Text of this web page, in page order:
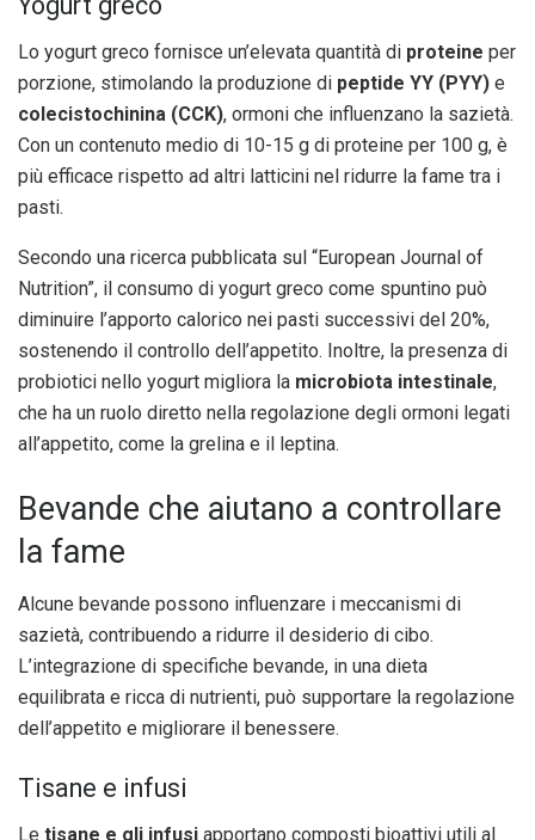
Lo yogurt greco fornisce un’elevata quantità di proteine per
porzione, stimolando la produzione di peptide YY (PYY) e
colecistochinina (CCK), ormoni che influenzano la sazietà.
Con un contenuto medio di 10-15 g di proteine per 100 g, è
più efficace rispetto ad altri latticini nel ridurre la fame tra i
pasti.
Secondo una ricerca pubblicata sul “European Journal of
Nutrition”, il consumo di yogurt greco come spuntino può
diminuire l’apporto calorico nei pasti successivi del 20%,
sostenendo il controllo dell’appetito. Inoltre, la presenza di
probiotici nello yogurt migliora la microbiota intestinale,
che ha un ruolo diretto nella regolazione degli ormoni legati
all’appetito, come la grelina e il leptina.
Bevande che aiutano a controllare
la fame
Alcune bevande possono influenzare i meccanismi di
sazietà, contribuendo a ridurre il desiderio di cibo.
L’integrazione di specifiche bevande, in una dieta
equilibrata e ricca di nutrienti, può supportare la regolazione
dell’appetito e migliorare il benessere.
Tisane e infusi
Le tisane e gli infusi apportano composti bioattivi utili al